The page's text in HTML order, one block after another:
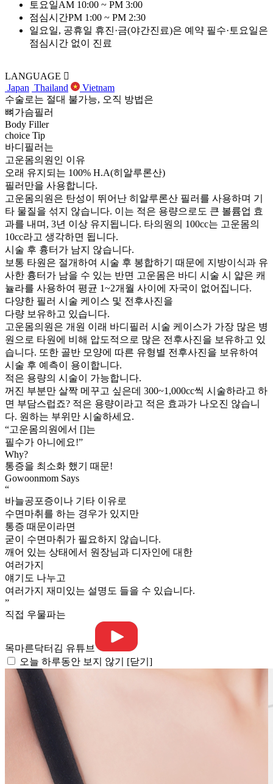
토요일AM 10:00 ~ PM 3:00
점심시간PM 1:00 ~ PM 2:30
일요일, 공휴일 휴진·금(야간진료)은 예약 필수·토요일은
점심시간 없이 진료
LANGUAGE
Japan Thailand
Vietnam
수술로는 절대 불가능, 오직 방법은
뼈가슴필러
Body Filler
choice Tip
바디필러는
고운몸의원인 이유
오래 유지되는 100% H.A(히알루론산)
필러만을 사용합니다.
고운몸의원은 탄성이 뛰어난 히알루론산 필러를 사용하며 기
타 물질을 섞지 않습니다. 이는 적은 용량으로도 큰 볼륨업 효
과를 내며, 3년 이상 유지됩니다. 타의원의 100cc는 고운몸의
10cc라고 생각하면 됩니다.
시술 후 흉터가 남지 않습니다.
보통 타원은 절개하여 시술 후 봉합하기 때문에 지방이식과 유
사한 흉터가 남을 수 있는 반면 고운몸은 바디 시술 시 얇은 캐
뉼라를 사용하여 평균 1~2개월 사이에 자국이 없어집니다.
다양한 필러 시술 케이스 및 전후사진을
다량 보유하고 있습니다.
고운몸의원은 개원 이래 바디필러 시술 케이스가 가장 많은 병
원으로 타원에 비해 압도적으로 많은 전후사진을 보유하고 있
습니다. 또한 골반 모양에 따른 유형별 전후사진을 보유하여
시술 후 예측이 용이합니다.
적은 용량의 시술이 가능합니다.
꺼진 부분만 살짝 메꾸고 싶은데 300~1,000cc씩 시술하라고 하
면 부담스럽죠? 적은 용량이라고 적은 효과가 나오진 않습니
다. 원하는 부위만 시술하세요.
“고운몸의원에서 []는
필수가 아니에요!”
Why?
통증을 최소화 했기 때문!
Gowoonmom Says
“
바늘공포증이나 기타 이유로
수면마취를 하는 경우가 있지만
통증 때문이라면
굳이 수면마취가 필요하지 않습니다.
깨어 있는 상태에서 원장님과 디자인에 대한
여러가지
얘기도 나누고
여러가지 재미있는 설명도 들을 수 있습니다.
”
직접 우물파는
목마른닥터김 유튜브
오늘 하루동안 보지 않기 [닫기]